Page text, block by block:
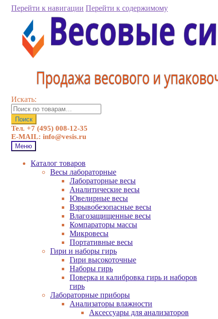
Перейти к навигации Перейти к содержимому
Искать:
Поиск
Тел. +7 (495) 008-12-35
E-MAIL: info@vesis.ru
Меню
Каталог товаров
Весы лабораторные
Лабораторные весы
Аналитические весы
Ювелирные весы
Взрывобезопасные весы
Влагозащищенные весы
Компараторы массы
Микровесы
Портативные весы
Гири и наборы гирь
Гири высокоточные
Наборы гирь
Поверка и калибровка гирь и наборов
гирь
Лабораторные приборы
Анализаторы влажности
Аксессуары для анализаторов